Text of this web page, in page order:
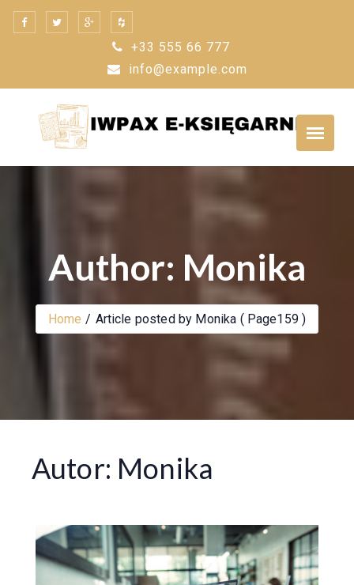
Skip
+33 555 66 777
info@example.com
Author: Monika
Home Article posted by Monika ( Page159 )
Autor: Monika